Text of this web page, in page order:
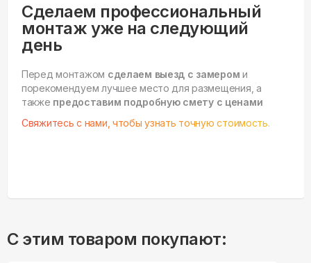
Сделаем профессиональный
монтаж уже на следующий
день
Перед монтажом сделаем выезд с замером и
порекомендуем лучшее место для размещения, а
также предоставим подробную смету с ценами
Свяжитесь с нами, чтобы узнать точную стоимость.
С этим товаром покупают: